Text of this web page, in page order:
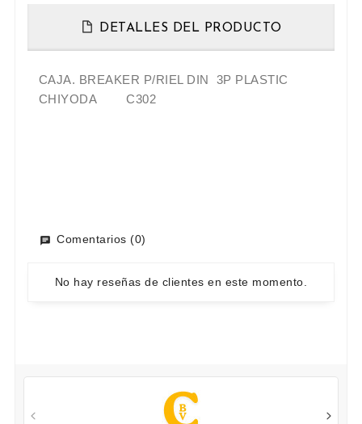
DETALLES DEL PRODUCTO
CAJA. BREAKER P/RIEL DIN 3P PLASTIC
CHIYODA C302
Comentarios (0)
No hay reseñas de clientes en este momento.